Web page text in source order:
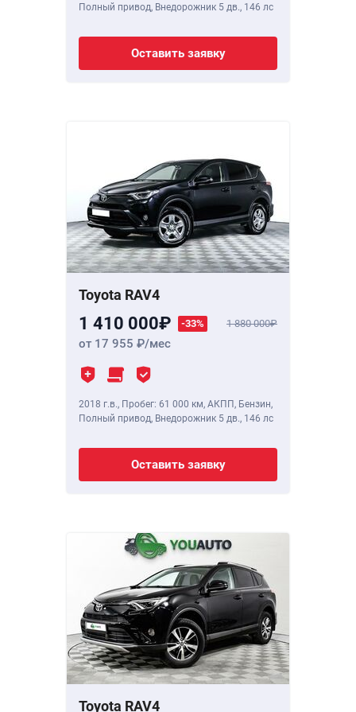
Полный привод, Внедорожник 5 дв., 146 лс
Оставить заявку
Toyota RAV4
1 410 000 -33% 1 880 000
от 17 955 /мес
2018 г.в., Пробег: 61 000 км, АКПП, Бензин,
Полный привод, Внедорожник 5 дв., 146 лс
Оставить заявку
Toyota RAV4